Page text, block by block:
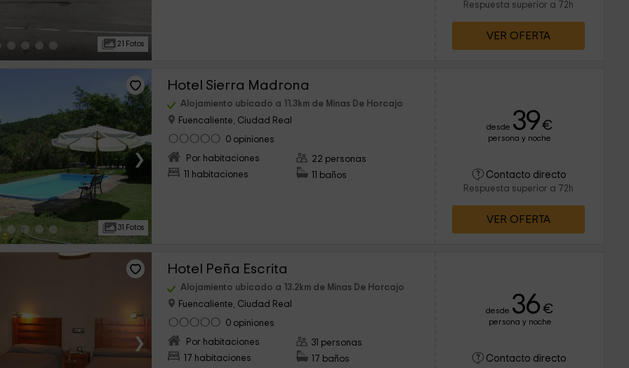
21 Fotos
Respuesta superior a 72h
VER OFERTA
›
31 Fotos
Hotel Sierra Madrona
Alojamiento ubicado a 11.3km de Minas De Horcajo
Fuencaliente, Ciudad Real
0 opiniones
Por habitaciones
11 habitaciones
22 personas
11 baños
desde 39€
persona y noche
Contacto directo
Respuesta superior a 72h
VER OFERTA
›
Hotel Peña Escrita
Alojamiento ubicado a 13.2km de Minas De Horcajo
Fuencaliente, Ciudad Real
0 opiniones
Por habitaciones
17 habitaciones
31 personas
17 baños
desde 36 €
persona y noche
Contacto directo